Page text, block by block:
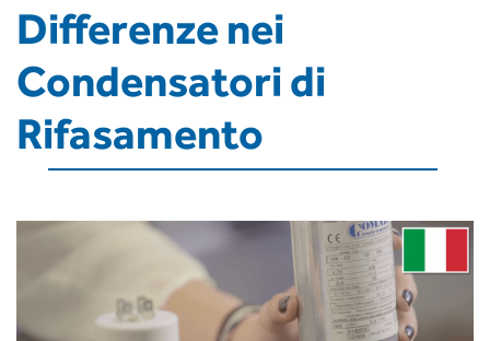
Differenze nei
Condensatori di
Rifasamento